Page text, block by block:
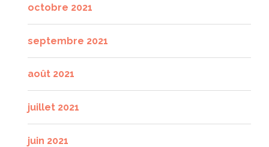
octobre 2021
septembre 2021
août 2021
juillet 2021
juin 2021